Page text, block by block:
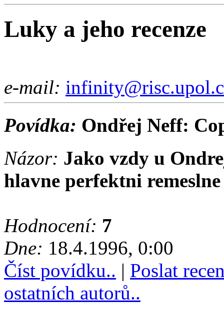
Luky a jeho recenze
e-mail:
Povídka: Ondřej Neff:
Názor: Jako vzdy u
hlavne perfektni
Hodnocení: 7
Dne: 18.4.1996, 0:00
Číst povídku.. | Poslat
ostatních autorů..